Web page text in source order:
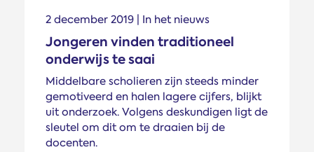
2 december 2019 | In het nieuws
Jongeren vinden traditioneel
onderwijs te saai
Middelbare scholieren zijn steeds minder
gemotiveerd en halen lagere cijfers, blijkt
uit onderzoek. Volgens deskundigen ligt de
sleutel om dit om te draaien bij de
docenten.